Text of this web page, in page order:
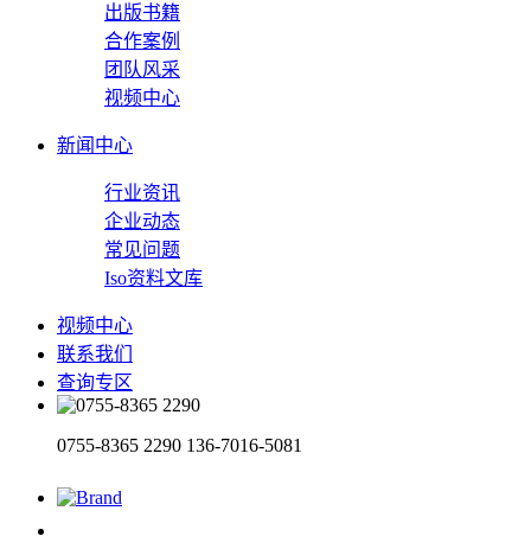
出版书籍
合作案例
团队风采
视频中心
新闻中心
行业资讯
企业动态
常见问题
Iso资料文库
视频中心
联系我们
查询专区
0755-8365 2290 136-7016-5081